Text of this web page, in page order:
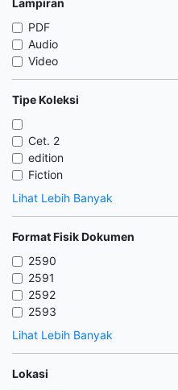
PDF
Audio
Video
Tipe Koleksi
Cet. 2
edition
Fiction
Lihat Lebih Banyak
Format Fisik Dokumen
2590
2591
2592
2593
Lihat Lebih Banyak
Lokasi